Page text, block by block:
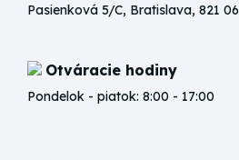
Pasienková 5/C, Bratislava, 821 06
Otváracie hodiny
Pondelok - piatok: 8:00 - 17:00